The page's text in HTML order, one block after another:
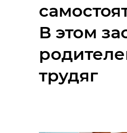
В этом
трудяг